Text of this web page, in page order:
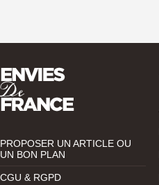
PROPOSER UN ARTICLE OU
UN BON PLAN
CGU & RGPD